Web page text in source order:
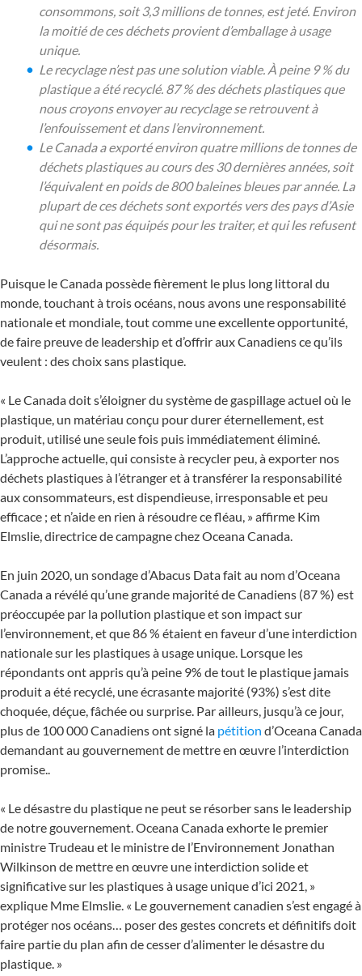
consommons, soit 3,3 millions de tonnes, est jeté. Environ
la moitié de ces déchets provient d’emballage à usage
unique.
Le recyclage n’est pas une solution viable. À peine 9 % du
plastique a été recyclé. 87 % des déchets plastiques que
nous croyons envoyer au recyclage se retrouvent à
l’enfouissement et dans l’environnement.
Le Canada a exporté environ quatre millions de tonnes de
déchets plastiques au cours des 30 dernières années, soit
l’équivalent en poids de 800 baleines bleues par année. La
plupart de ces déchets sont exportés vers des pays d’Asie
qui ne sont pas équipés pour les traiter, et qui les refusent
désormais.
Puisque le Canada possède fièrement le plus long littoral du
monde, touchant à trois océans, nous avons une responsabilité
nationale et mondiale, tout comme une excellente opportunité,
de faire preuve de leadership et d’offrir aux Canadiens ce qu’ils
veulent : des choix sans plastique.
« Le Canada doit s’éloigner du système de gaspillage actuel où le
plastique, un matériau conçu pour durer éternellement, est
produit, utilisé une seule fois puis immédiatement éliminé.
L’approche actuelle, qui consiste à recycler peu, à exporter nos
déchets plastiques à l’étranger et à transférer la responsabilité
aux consommateurs, est dispendieuse, irresponsable et peu
efficace ; et n’aide en rien à résoudre ce fléau, » affirme Kim
Elmslie, directrice de campagne chez Oceana Canada.
En juin 2020, un sondage d’Abacus Data fait au nom d’Oceana
Canada a révélé qu’une grande majorité de Canadiens (87 %) est
préoccupée par la pollution plastique et son impact sur
l’environnement, et que 86 % étaient en faveur d’une interdiction
nationale sur les plastiques à usage unique. Lorsque les
répondants ont appris qu’à peine 9% de tout le plastique jamais
produit a été recyclé, une écrasante majorité (93%) s’est dite
choquée, déçue, fâchée ou surprise. Par ailleurs, jusqu’à ce jour,
plus de 100 000 Canadiens ont signé la pétition d’Oceana Canada
demandant au gouvernement de mettre en œuvre l’interdiction
promise..
« Le désastre du plastique ne peut se résorber sans le leadership
de notre gouvernement. Oceana Canada exhorte le premier
ministre Trudeau et le ministre de l’Environnement Jonathan
Wilkinson de mettre en œuvre une interdiction solide et
significative sur les plastiques à usage unique d’ici 2021, »
explique Mme Elmslie. « Le gouvernement canadien s’est engagé à
protéger nos océans… poser des gestes concrets et définitifs doit
faire partie du plan afin de cesser d’alimenter le désastre du
plastique. »